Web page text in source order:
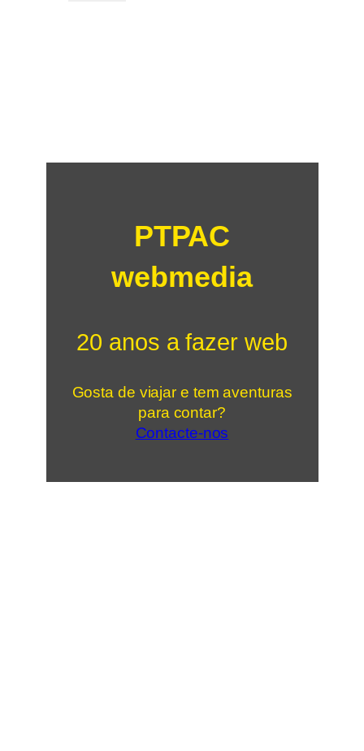
PTPAC
webmedia
20 anos a fazer web
Gosta de viajar e tem aventuras
para contar?
Contacte-nos